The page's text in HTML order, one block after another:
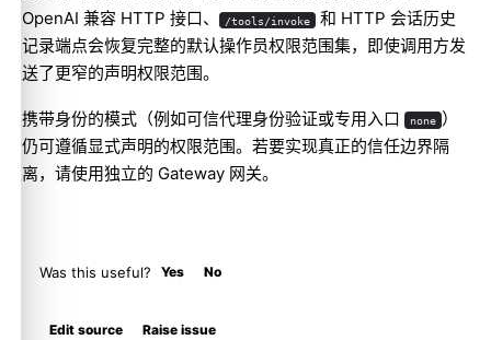
OpenAI 兼容 HTTP 接口、
/tools/invoke 和 HTTP 会话历史
记录端点会恢复完整的默认操作员权限范围集，即使调用方发
送了更窄的声明权限范围。
携带身份的模式（例如可信代理身份验证或专用入口 none ）
仍可遵循显式声明的权限范围。若要实现真正的信任边界隔
离，请使用独立的 Gateway 网关。
Was this useful? Yes No
Edit source Raise issue